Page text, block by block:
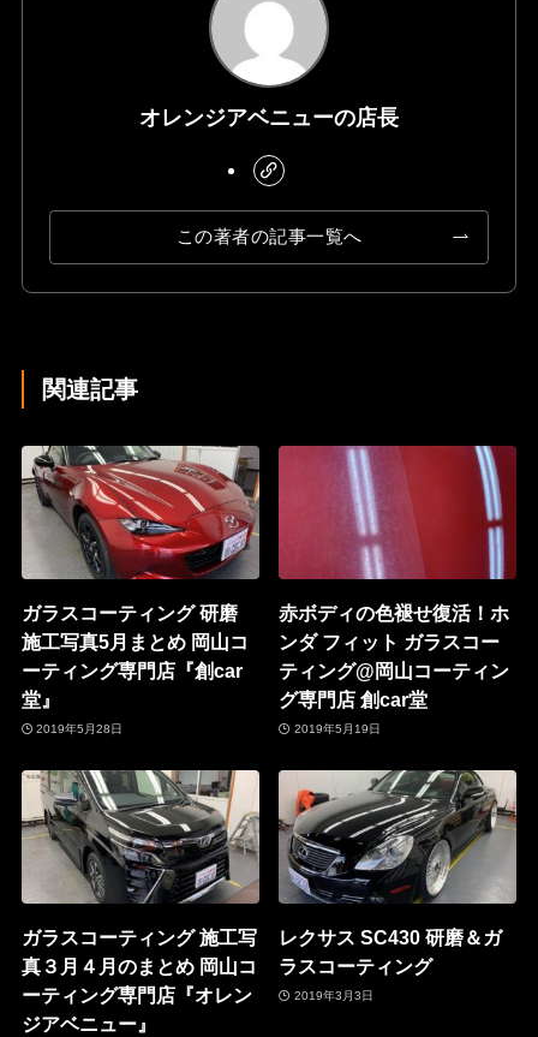
オレンジアベニューの店長
この著者の記事一覧へ
関連記事
ガラスコーティング 研磨
施工写真5月まとめ 岡山コ
ーティング専門店『創car
堂』
2019年5月28日
赤ボディの色褪せ復活！ホ
ンダ フィット ガラスコー
ティング@岡山コーティン
グ専門店 創car堂
2019年5月19日
ガラスコーティング 施工写
真３月４月のまとめ 岡山コ
ーティング専門店『オレン
ジアベニュー』
レクサス SC430 研磨＆ガ
ラスコーティング
2019年3月3日